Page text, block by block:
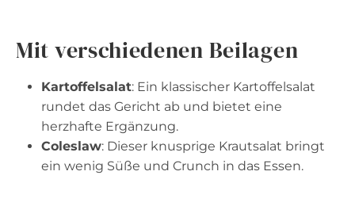
Mit verschiedenen Beilagen
Kartoffelsalat: Ein klassischer Kartoffelsalat
rundet das Gericht ab und bietet eine
herzhafte Ergänzung.
Coleslaw: Dieser knusprige Krautsalat bringt
ein wenig Süße und Crunch in das Essen.